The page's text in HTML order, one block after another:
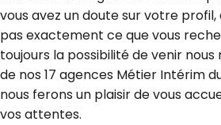
vous avez un doute sur votre profil,
pas exactement ce que vous
toujours la possibilité de venir
de nos 17 agences Métier Intérim
nous ferons un plaisir de vous
vos attentes.